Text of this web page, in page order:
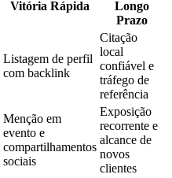
Vitória Rápida
Longo
Prazo
Listagem de perfil
com backlink
Citação
local
confiável e
tráfego de
referência
Menção em
evento e
compartilhamentos
sociais
Exposição
recorrente e
alcance de
novos
clientes